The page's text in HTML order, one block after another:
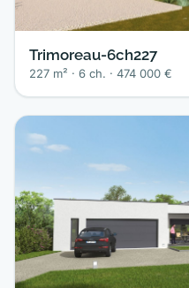
Trimoreau-6ch227
227 m² · 6 ch. · 474 000 €